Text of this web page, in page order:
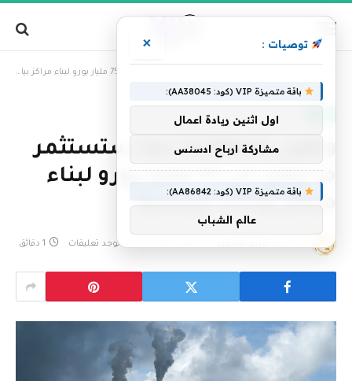
وتقول SoftBank إنها ستستثمر
ما يصل إلى 75 مليار يورو لبناء
مراكز بيانات فرنسية
لا توجد تعليقات 1 دقائق
توصيات : ×
باقة متميزة VIP (كود: AA38045):
اول اثنين ريادة اعمال
مشاركة ارباح ادسنس
باقة متميزة VIP (كود: AA86842):
عالم الشباب